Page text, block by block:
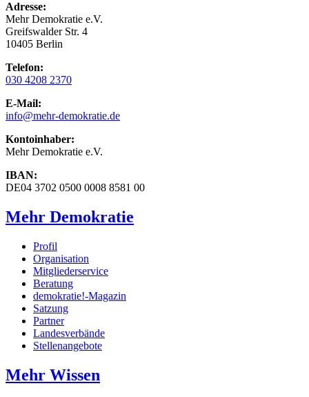
Adresse:
Mehr Demokratie e.V.
Greifswalder Str. 4
10405 Berlin
Telefon:
030 4208 2370
E-Mail:
info@mehr-demokratie.de
Kontoinhaber:
Mehr Demokratie e.V.
IBAN:
DE04 3702 0500 0008 8581 00
Mehr Demokratie
Profil
Organisation
Mitgliederservice
Beratung
demokratie!-Magazin
Satzung
Partner
Landesverbände
Stellenangebote
Mehr Wissen